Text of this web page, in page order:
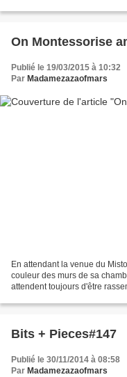
On Montessorise
Publié le 19/03/2015 à 10:32
Par Madamezazaofmars
En attendant la venue du
couleur des murs de sa
attendent toujours d'être
Bits + Pieces#147
Publié le 30/11/2014 à 08:58
Par Madamezazaofmars